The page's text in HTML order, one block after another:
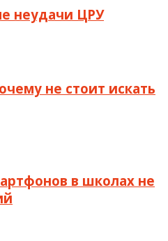
неудачи ЦРУ
не стоит искать
в школах не